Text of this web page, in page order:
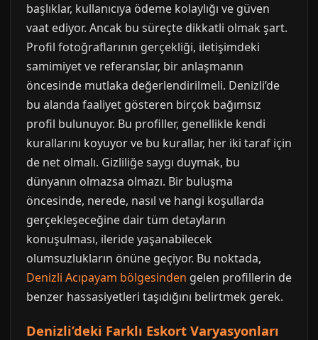
başlıklar, kullanıcıya ödeme kolaylığı ve güven
vaat ediyor. Ancak bu süreçte dikkatli olmak şart.
Profil fotoğraflarının gerçekliği, iletişimdeki
samimiyet ve referanslar, bir anlaşmanın
öncesinde mutlaka değerlendirilmeli. Denizli’de
bu alanda faaliyet gösteren birçok bağımsız
profil bulunuyor. Bu profiller, genellikle kendi
kurallarını koyuyor ve bu kurallar, her iki taraf için
de net olmalı. Gizliliğe saygı duymak, bu
dünyanın olmazsa olmazı. Bir buluşma
öncesinde, nerede, nasıl ve hangi koşullarda
gerçekleşeceğine dair tüm detayların
konuşulması, ileride yaşanabilecek
olumsuzlukların önüne geçiyor. Bu noktada,
Denizli Acıpayam bölgesinden gelen profillerin de
benzer hassasiyetleri taşıdığını belirtmek gerek.
Denizli’deki Farklı Eskort Varyasyonları